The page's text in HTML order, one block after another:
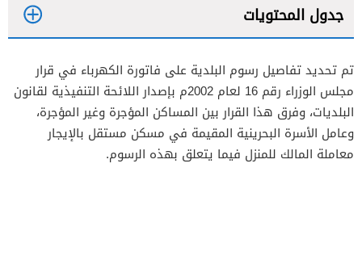
جدول المحتويات
2
تم تحديد تفاصيل رسوم البلدية على فاتورة الكهرباء في قرار
مجلس الوزراء رقم 16 لعام 2002م بإصدار اللائحة التنفيذية لقانون
البلديات، وفرق هذا القرار بين المساكن المؤجرة وغير المؤجرة،
وعامل الأسرة البحرينية المقيمة في مسكن مستقل بالإيجار
معاملة المالك للمنزل فيما يتعلق بهذه الرسوم.